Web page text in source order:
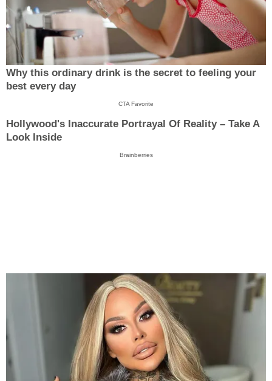
Why this ordinary drink is the secret to feeling your
best every day
CTA Favorite
Hollywood's Inaccurate Portrayal Of Reality – Take A
Look Inside
Brainberries